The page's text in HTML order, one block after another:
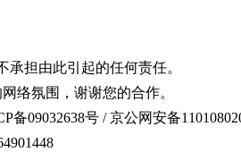
担由此引起的任何责任。
络氛围，谢谢您的合作。
备09032638号 / 京公网安备